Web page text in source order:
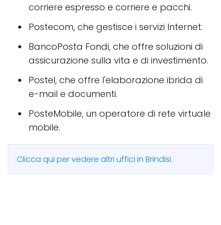
corriere espresso e corriere e pacchi.
Postecom, che gestisce i servizi Internet.
BancoPosta Fondi, che offre soluzioni di
assicurazione sulla vita e di investimento.
Postel, che offre l'elaborazione ibrida di
e-mail e documenti.
PosteMobile, un operatore di rete virtuale
mobile.
Clicca qui per vedere altri uffici in Brindisi.